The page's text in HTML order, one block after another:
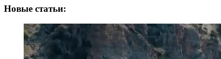
Новые статьи: